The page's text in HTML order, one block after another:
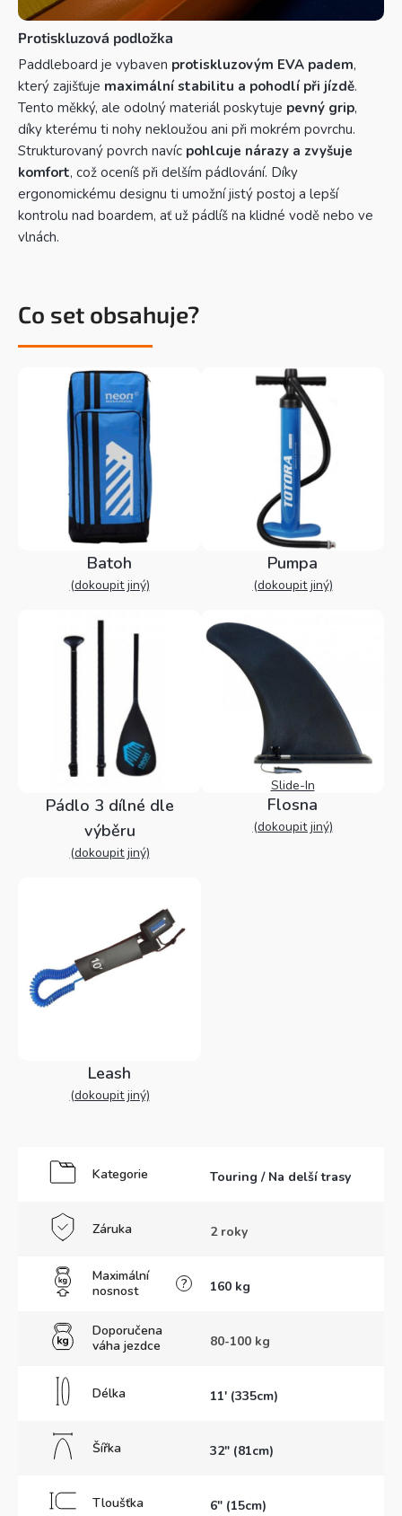
Protiskluzová podložka
Paddleboard je vybaven protiskluzovým EVA padem,
který zajišťuje maximální stabilitu a pohodlí při jízdě.
Tento měkký, ale odolný materiál poskytuje pevný grip,
díky kterému ti nohy nekloužou ani při mokrém povrchu.
Strukturovaný povrch navíc pohlcuje nárazy a zvyšuje
komfort, což oceníš při delším pádlování. Díky
ergonomickému designu ti umožní jistý postoj a lepší
kontrolu nad boardem, ať už pádlíš na klidné vodě nebo ve
vlnách.
Co set obsahuje?
Batoh
(dokoupit jiný)
Pumpa
(dokoupit jiný)
Pádlo 3 dílné dle
výběru
(dokoupit jiný)
Slide-In
Flosna
(dokoupit jiný)
Leash
(dokoupit jiný)
Kategorie Touring / Na delší trasy
Záruka 2 roky
?
Maximální
nosnost
160 kg
Doporučena
váha jezdce
80-100 kg
Délka 11' (335cm)
Šířka 32" (81cm)
Tloušťka 6" (15cm)